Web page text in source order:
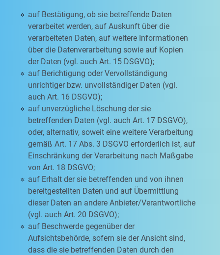
auf Bestätigung, ob sie betreffende Daten
verarbeitet werden, auf Auskunft über die
verarbeiteten Daten, auf weitere Informationen
über die Datenverarbeitung sowie auf Kopien
der Daten (vgl. auch Art. 15 DSGVO);
auf Berichtigung oder Vervollständigung
unrichtiger bzw. unvollständiger Daten (vgl.
auch Art. 16 DSGVO);
auf unverzügliche Löschung der sie
betreffenden Daten (vgl. auch Art. 17 DSGVO),
oder, alternativ, soweit eine weitere Verarbeitung
gemäß Art. 17 Abs. 3 DSGVO erforderlich ist, auf
Einschränkung der Verarbeitung nach Maßgabe
von Art. 18 DSGVO;
auf Erhalt der sie betreffenden und von ihnen
bereitgestellten Daten und auf Übermittlung
dieser Daten an andere Anbieter/Verantwortliche
(vgl. auch Art. 20 DSGVO);
auf Beschwerde gegenüber der
Aufsichtsbehörde, sofern sie der Ansicht sind,
dass die sie betreffenden Daten durch den